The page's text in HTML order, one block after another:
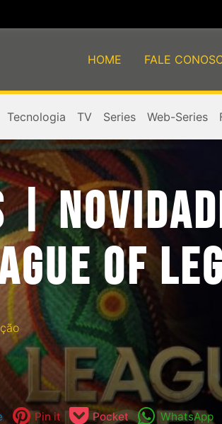
HOME FALE
Tecnologia TV Series Web-Series
|
OF
Pin it Pocket WhatsApp